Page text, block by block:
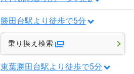
勝田台駅より徒歩で5分
乗り換え検索
東葉勝田台駅より徒歩で5分